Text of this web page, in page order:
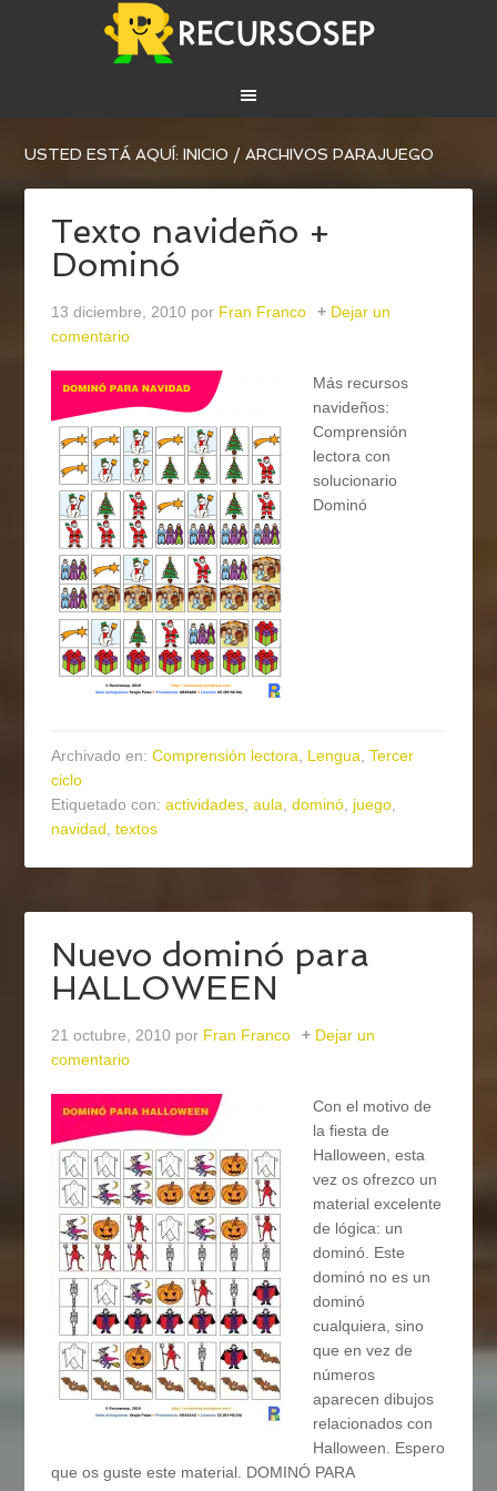
USTED ESTÁ AQUÍ:INICIO / ARCHIVOS PARAJUEGO
Texto navideño +
Dominó
13 diciembre, 2010 por Fran Franco
Dejar un
comentario
Más recursos
navideños:
Comprensión
lectora con
solucionario
Dominó
Archivado en:Comprensión lectora, Lengua,Tercer
ciclo
Etiquetado con:actividades,aula,dominó, juego,
navidad,textos
Nuevo dominó para
HALLOWEEN
21 octubre, 2010 por Fran Franco
Dejar un
comentario
Con el motivo de
la fiesta de
Halloween, esta
vez os ofrezco un
material excelente
de lógica: un
dominó. Este
dominó no es un
dominó
cualquiera, sino
que en vez de
números
aparecen dibujos
relacionados con
Halloween. Espero
que os guste este material. DOMINÓ PARA